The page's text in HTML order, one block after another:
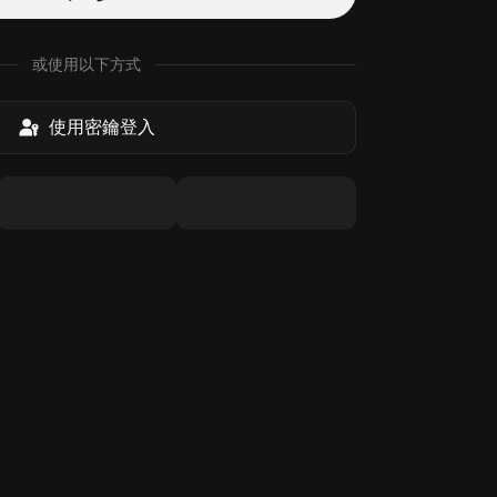
或使用以下方式
使用密鑰登入